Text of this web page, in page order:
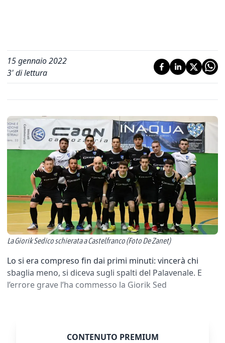
15 gennaio 2022
3' di lettura
La Giorik Sedico schierata a Castelfranco (Foto De Zanet)
Lo si era compreso fin dai primi minuti: vincerà chi
sbaglia meno, si diceva sugli spalti del Palavenale. E
l’errore grave l’ha commesso la Giorik Sed
CONTENUTO PREMIUM